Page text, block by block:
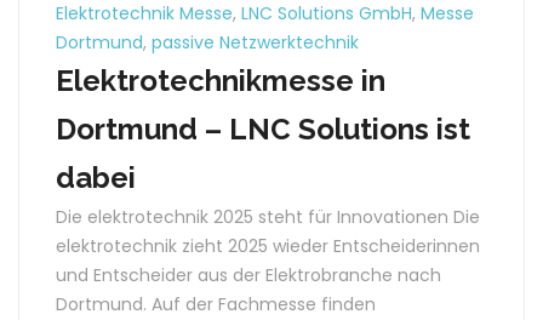
Elektrotechnik Messe, LNC Solutions GmbH, Messe
Dortmund, passive Netzwerktechnik
Elektrotechnikmesse in
Dortmund – LNC Solutions ist
dabei
Die elektrotechnik 2025 steht für Innovationen Die
elektrotechnik zieht 2025 wieder Entscheiderinnen
und Entscheider aus der Elektrobranche nach
Dortmund. Auf der Fachmesse finden